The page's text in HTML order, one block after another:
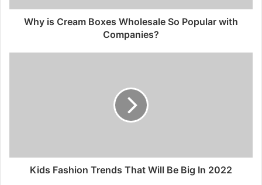
Why is Cream Boxes Wholesale So Popular with
Companies?
Kids Fashion Trends That Will Be Big In 2022